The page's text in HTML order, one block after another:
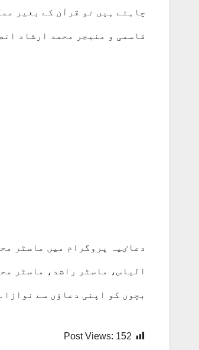
چاہتے ہیں تو قرآن کے بغیر
قاسمی و منیجر محمد ارشاد
دعاٸیہ پروگرام میں ماسٹر
الیاس، ماسٹر راشد، ماسٹر
بچوں کو اپنی دعاؤں سے
Post Views: 152